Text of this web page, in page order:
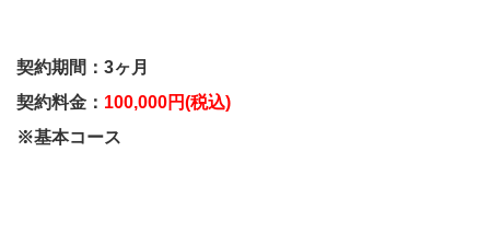
契約期間：3ヶ月
契約料金： 100,000円(税込)
※基本コース